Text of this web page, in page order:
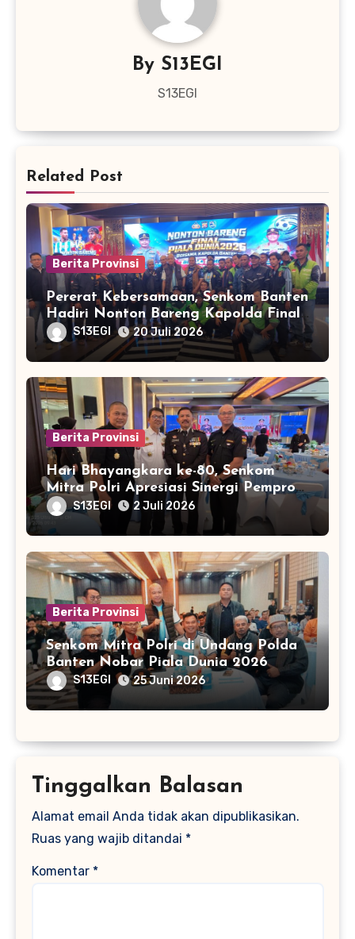
By S13EGI
S13EGI
Related Post
Berita Provinsi
Pererat Kebersamaan, Senkom Banten
Hadiri Nonton Bareng Kapolda Final
Piala Dunia 2026
S13EGI 20 Juli 2026
Berita Provinsi
Hari Bhayangkara ke-80, Senkom
Mitra Polri Apresiasi Sinergi Pemprov
Banten dan Polda Banten
S13EGI 2 Juli 2026
Berita Provinsi
Senkom Mitra Polri di Undang Polda
Banten Nobar Piala Dunia 2026
S13EGI 25 Juni 2026
Tinggalkan Balasan
Alamat email Anda tidak akan dipublikasikan.
Ruas yang wajib ditandai *
Komentar *